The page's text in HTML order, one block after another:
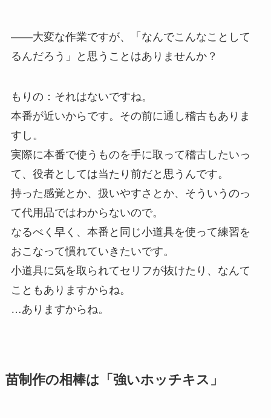
——大変な作業ですが、「なんでこんなことして
るんだろう」と思うことはありませんか？
もりの：それはないですね。
本番が近いからです。その前に通し稽古もありま
すし。
実際に本番で使うものを手に取って稽古したいっ
て、役者としては当たり前だと思うんです。
持った感覚とか、扱いやすさとか、そういうのっ
て代用品ではわからないので。
なるべく早く、本番と同じ小道具を使って練習を
おこなって慣れていきたいです。
小道具に気を取られてセリフが抜けたり、なんて
こともありますからね。
…ありますからね。
苗制作の相棒は「強いホッチキス」